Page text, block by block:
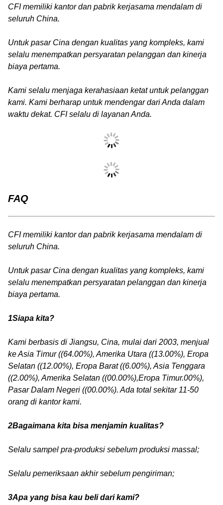
CFI memiliki kantor dan pabrik kerjasama mendalam di
seluruh China.
Untuk pasar Cina dengan kualitas yang kompleks, kami
selalu menempatkan persyaratan pelanggan dan kinerja
biaya pertama.
Kami selalu menjaga kerahasiaan ketat untuk pelanggan
kami. Kami berharap untuk mendengar dari Anda dalam
waktu dekat. CFI selalu di layanan Anda.
FAQ
CFI memiliki kantor dan pabrik kerjasama mendalam di
seluruh China.
Untuk pasar Cina dengan kualitas yang kompleks, kami
selalu menempatkan persyaratan pelanggan dan kinerja
biaya pertama.
1Siapa kita?
Kami berbasis di Jiangsu, Cina, mulai dari 2003, menjual
ke Asia Timur ((64.00%), Amerika Utara ((13.00%), Eropa
Selatan ((12.00%), Eropa Barat ((6.00%), Asia Tenggara
((2.00%), Amerika Selatan ((00.00%),Eropa Timur.00%),
Pasar Dalam Negeri ((00.00%). Ada total sekitar 11-50
orang di kantor kami.
2Bagaimana kita bisa menjamin kualitas?
Selalu sampel pra-produksi sebelum produksi massal;
Selalu pemeriksaan akhir sebelum pengiriman;
3Apa yang bisa kau beli dari kami?